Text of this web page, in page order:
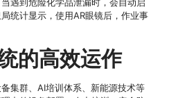
遇到危险化学品泄漏时，会自动启
统计显示，使用AR眼镜后，作业事
的高效运作
集群、AI培训体系、新能源技术等